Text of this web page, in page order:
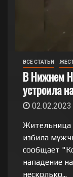
ВСЕ СТАТЬИ
В Нижнем
устроила
02.02.2023
Жительница
избила
сообщает
нападение
несколько...